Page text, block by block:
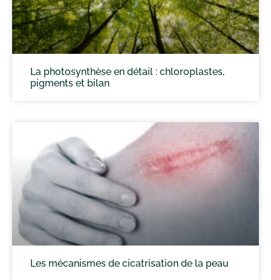
La photosynthèse en détail : chloroplastes,
pigments et bilan
Les mécanismes de cicatrisation de la peau